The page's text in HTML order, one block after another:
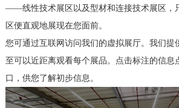
——线性技术展区以及型材和连接技术展区，
区便直观地展现在您面前。
您可通过互联网访问我们的虚拟展厅。我们提
至可以近距离观看每个展品。点击标注的信息
口，供您了解初步信息。